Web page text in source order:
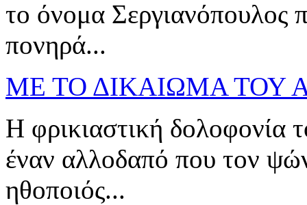
το όνομα Σεργιανόπουλος
πονηρά...
ΜΕ ΤΟ ΔΙΚΑΙΩΜΑ ΤΟΥ
Η φρικιαστική δολοφονία
έναν αλλοδαπό που τον
ηθοποιός...